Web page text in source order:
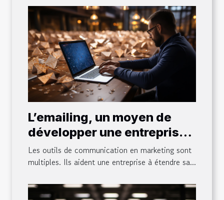
L’emailing, un moyen de
développer une entreprise :
ce qu’il faut en comprendre,
ses avantages et astuces
Les outils de communication en marketing sont
multiples. Ils aident une entreprise à étendre sa...